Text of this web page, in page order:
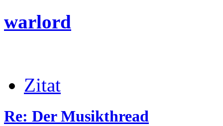
warlord
Zitat
Re: Der Musikthread